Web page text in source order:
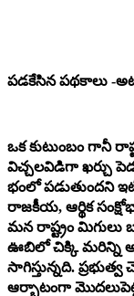
పడకేసిన పథకాలు -
ఒక కుటుంబం గానీ
విచ్చలవిడిగా ఖర్చు
భంలో పడుతుందని
రాజకీయ, ఆర్థిక
మన రాష్ట్రం మిగులు
ఊబిలో చిక్కి మరిన్ని
సాగిస్తున్నది.
ఆర్భాటంగా